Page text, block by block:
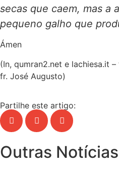
secas que caem, mas a
pequeno galho que
Ámen
(In, qumran2.net e lachiesa.it
fr. José Augusto)
Partilhe este artigo:
Outras Notícias